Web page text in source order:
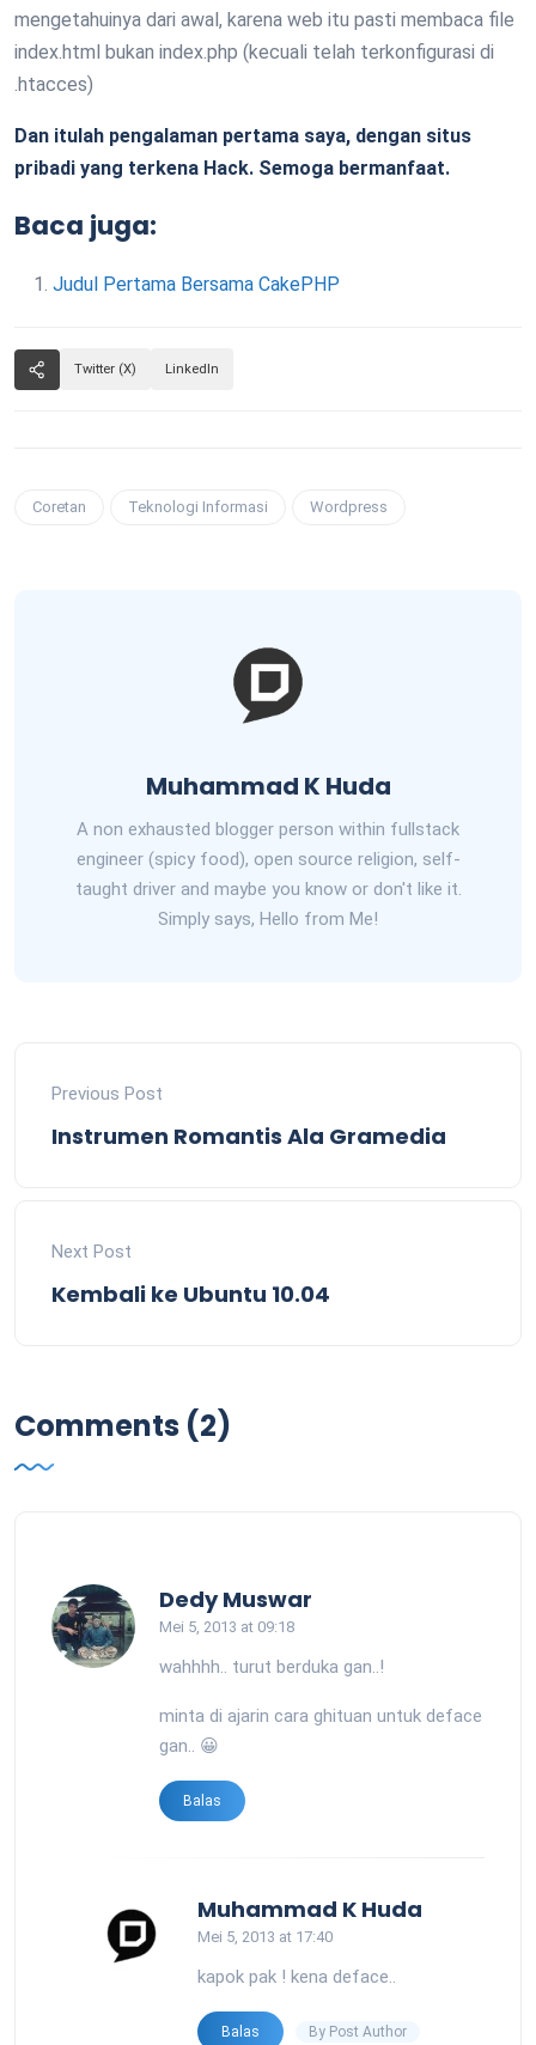
mengetahuinya dari awal, karena web itu pasti membaca file
index.html bukan index.php (kecuali telah terkonfigurasi di
.htacces)
Dan itulah pengalaman pertama saya, dengan situs
pribadi yang terkena Hack. Semoga bermanfaat.
Baca juga:
Judul Pertama Bersama CakePHP
Twitter (X) LinkedIn
Coretan Teknologi Informasi Wordpress
Muhammad K Huda
A non exhausted blogger person within fullstack
engineer (spicy food), open source religion, self-
taught driver and maybe you know or don't like it.
Simply says, Hello from Me!
Previous Post
Instrumen Romantis Ala Gramedia
Next Post
Kembali ke Ubuntu 10.04
Comments (2)
Dedy Muswar
Mei 5, 2013 at 09:18
wahhhh.. turut berduka gan..!
minta di ajarin cara ghituan untuk deface
gan.. 😀
Balas
Muhammad K Huda
Mei 5, 2013 at 17:40
kapok pak ! kena deface..
Balas By Post Author